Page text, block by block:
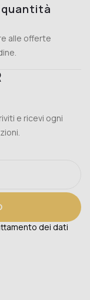
quantità
alle offerte
e ricevi ogni
dei dati